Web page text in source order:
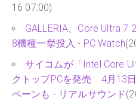
16 07:00)
GALLERIA、Core Ultra 7
8機種一挙投入 - PC Watch
サイコムが「Intel Core
クトップPCを発売 4月13
ペーンも - リアルサウンド